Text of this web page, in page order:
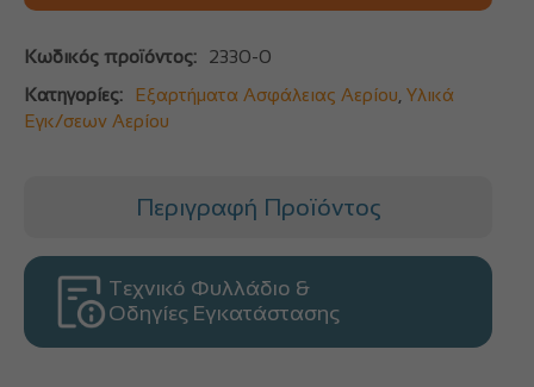
Κωδικός προϊόντος:
2330-0
Κατηγορίες:
Εξαρτήματα Ασφάλειας Αερίου Υλικά
Εγκ/σεων Αερίου
Περιγραφή Προϊόντος
Τεχνικό Φυλλάδιο &
Οδηγίες Εγκατάστασης